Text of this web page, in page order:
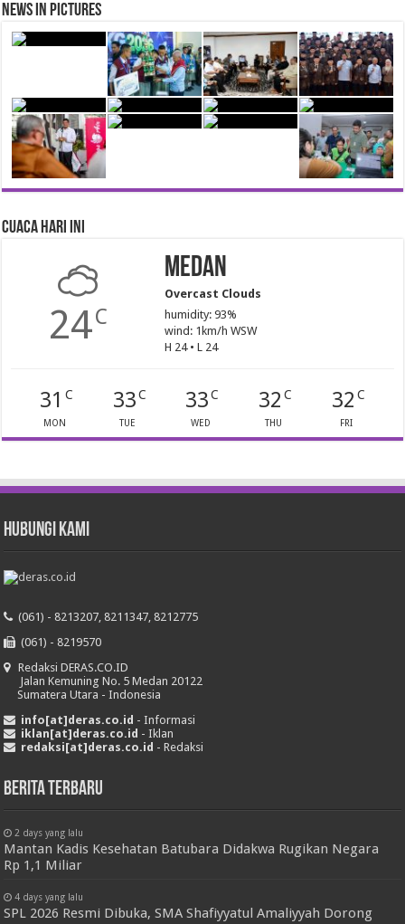
News in Pictures
Cuaca Hari Ini
24C
Medan
Overcast Clouds
humidity: 93%
wind: 1km/h WSW
H 24 • L 24
31 C
MON
33C
TUE
33 C
WED
32 C
THU
32 C
FRI
HUBUNGI KAMI
(061) - 8213207, 8211347, 8212775
(061) - 8219570
Redaksi DERAS.CO.ID
Jalan Kemuning No. 5 Medan 20122
Sumatera Utara - Indonesia
info[at]deras.co.id - Informasi
iklan[at]deras.co.id - Iklan
redaksi[at]deras.co.id - Redaksi
Berita Terbaru
2 days yang lalu
Mantan Kadis Kesehatan Batubara Didakwa Rugikan Negara
Rp 1,1 Miliar
4 days yang lalu
SPL 2026 Resmi Dibuka, SMA Shafiyyatul Amaliyyah Dorong